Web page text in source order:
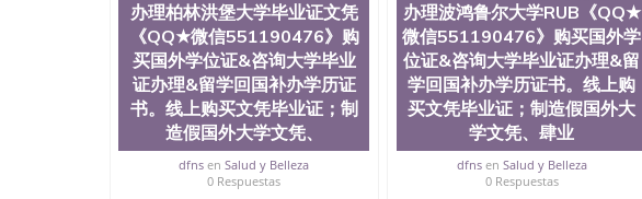
办理柏林洪堡大学毕业证文凭
《QQ★微信551190476》购
买国外学位证&咨询大学毕业
证办理&留学回国补办学历证
书。线上购买文凭毕业证；制
造假国外大学文凭、
dfns enSalud y Belleza
0 Respuestas
办理波鸿鲁尔大学RUB《QQ★
微信551190476》购买国外学
位证&咨询大学毕业证办理&留
学回国补办学历证书。线上购
买文凭毕业证；制造假国外大
学文凭、肆业
dfnsen Salud y Belleza
0 Respuestas